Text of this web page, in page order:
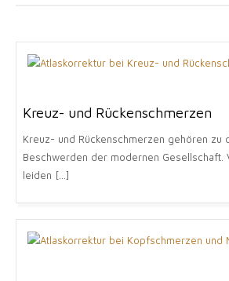
Kreuz- und Rückenschmerzen
Kreuz- und Rückenschmerzen gehören zu
Beschwerden der modernen Gesellschaft.
leiden [...]